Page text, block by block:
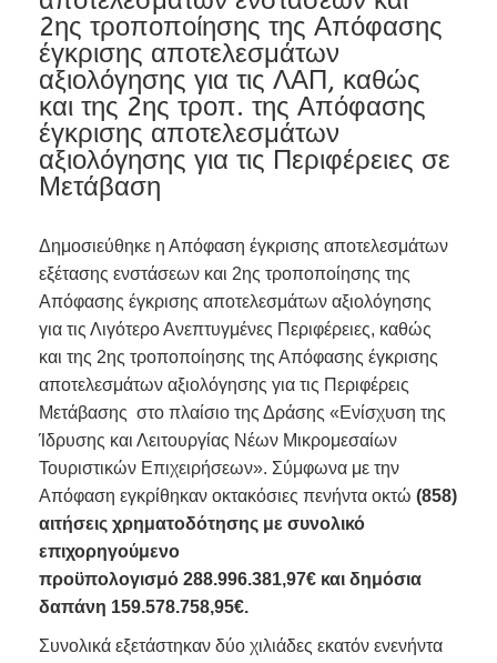
2ης τροποποίησης της Απόφασης
έγκρισης αποτελεσμάτων
αξιολόγησης για τις ΛΑΠ, καθώς
και της 2ης τροπ. της Απόφασης
έγκρισης αποτελεσμάτων
αξιολόγησης για τις Περιφέρειες σε
Μετάβαση
Δημοσιεύθηκε η Απόφαση έγκρισης αποτελεσμάτων
εξέτασης ενστάσεων και 2ης τροποποίησης της
Απόφασης έγκρισης αποτελεσμάτων αξιολόγησης
για τις Λιγότερο Ανεπτυγμένες Περιφέρειες, καθώς
και της 2ης τροποποίησης της Απόφασης έγκρισης
αποτελεσμάτων αξιολόγησης για τις Περιφέρεις
Μετάβασης στο πλαίσιο της Δράσης «Ενίσχυση της
Ίδρυσης και Λειτουργίας Νέων Μικρομεσαίων
Τουριστικών Επιχειρήσεων». Σύμφωνα με την
Απόφαση εγκρίθηκαν οκτακόσιες πενήντα οκτώ (858)
αιτήσεις χρηματοδότησης με συνολικό
επιχορηγούμενο
προϋπολογισμό 288.996.381,97€ και δημόσια
δαπάνη 159.578.758,95€.
Συνολικά εξετάστηκαν δύο χιλιάδες εκατόν ενενήντα